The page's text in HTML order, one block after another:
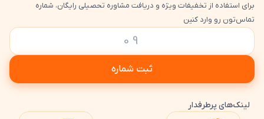
برای استفاده از تخفیفات ویژه و دریافت مشاوره تحصیلی رایگان، شماره
تماس‌تون رو وارد کنین
ثبت شماره
لینک‌های پرطرفدار